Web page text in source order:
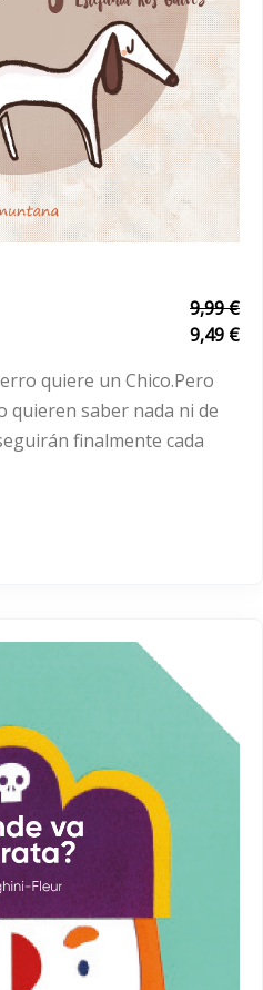
9,99 €
9,49 €
quiere un Chico.Pero
quieren saber nada ni de
finalmente cada